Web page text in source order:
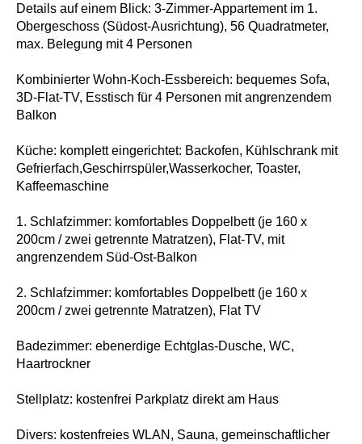
Details auf einem Blick: 3-Zimmer-Appartement im 1.
Obergeschoss (Südost-Ausrichtung), 56 Quadratmeter,
max. Belegung mit 4 Personen
Kombinierter Wohn-Koch-Essbereich: bequemes Sofa,
3D-Flat-TV, Esstisch für 4 Personen mit angrenzendem
Balkon
Küche: komplett eingerichtet: Backofen, Kühlschrank mit
Gefrierfach,Geschirrspüler,Wasserkocher, Toaster,
Kaffeemaschine
1. Schlafzimmer: komfortables Doppelbett (je 160 x
200cm / zwei getrennte Matratzen), Flat-TV, mit
angrenzendem Süd-Ost-Balkon
2. Schlafzimmer: komfortables Doppelbett (je 160 x
200cm / zwei getrennte Matratzen), Flat TV
Badezimmer: ebenerdige Echtglas-Dusche, WC,
Haartrockner
Stellplatz: kostenfrei Parkplatz direkt am Haus
Divers: kostenfreies WLAN, Sauna, gemeinschaftlicher